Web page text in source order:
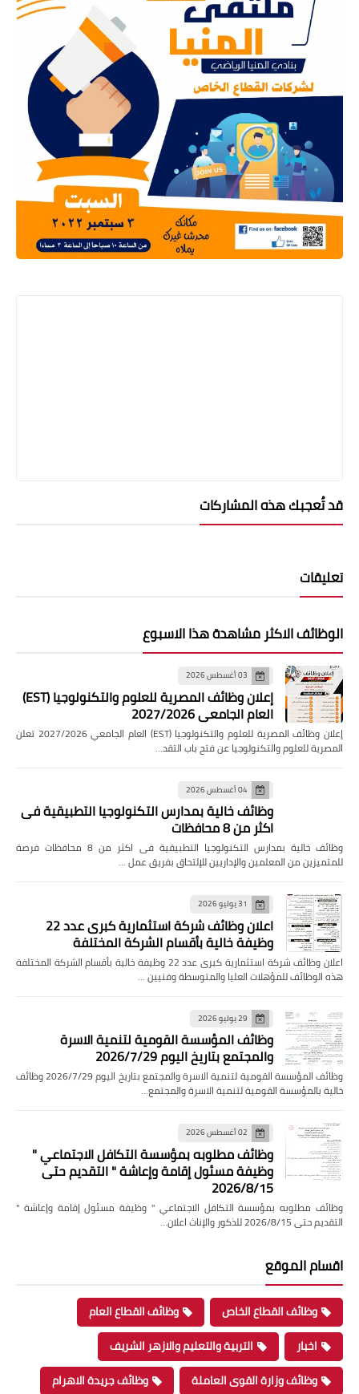
قد تُعجبك هذه المشاركات
تعليقات
الوظائف الاكثر مشاهدة هذا الاسبوع
03 أغسطس 2026
إعلان وظائف المصرية للعلوم والتكنولوجيا (EST)
العام الجامعي 2027/2026
إعلان وظائف المصرية للعلوم والتكنولوجيا (EST) العام الجامعي 2027/2026 تعلن
المصرية للعلوم والتكنولوجيا عن فتح باب التقد…
04 أغسطس 2026
وظائف خالية بمدارس التكنولوجيا التطبيقية فى
اكثر من 8 محافظات
وظائف خالية بمدارس التكنولوجيا التطبيقية فى اكثر من 8 محافظات فرصة
للمتميزين من المعلمين والإداريين للإلتحاق بفريق عمل …
31 يوليو 2026
اعلان وظائف شركة استثمارية كبرى عدد 22
وظيفة خالية بأقسام الشركة المختلفة
اعلان وظائف شركة استثمارية كبرى عدد 22 وظيفة خالية بأقسام الشركة المختلفة
هذه الوظائف للمؤهلات العليا والمتوسطة وفنيين …
29 يوليو 2026
وظائف المؤسسة القومية لتنمية الاسرة
والمجتمع بتاريخ اليوم 2026/7/29
وظائف المؤسسة القومية لتنمية الاسرة والمجتمع بتاريخ اليوم 2026/7/29 وظائف
خالية بالمؤسسة القومية لتنمية الاسرة والمجتمع…
02 أغسطس 2026
وظائف مطلوبه بمؤسسة التكافل الاجتماعي "
وظيفة مسئول إقامة وإعاشة " التقديم حتى
2026/8/15
وظائف مطلوبه بمؤسسة التكافل الاجتماعي " وظيفة مسئول إقامة وإعاشة "
التقديم حتى 2026/8/15 للذكور والإناث اعلان…
اقسام الموقع
وظائف القطاع الخاص
وظائف القطاع العام
اخبار
التربية والتعليم والازهر الشريف
وظائف وزارة القوى العاملة
وظائف جريدة الاهرام